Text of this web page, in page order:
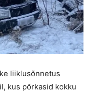
liiklusõnnetus
kus põrkasid kokku